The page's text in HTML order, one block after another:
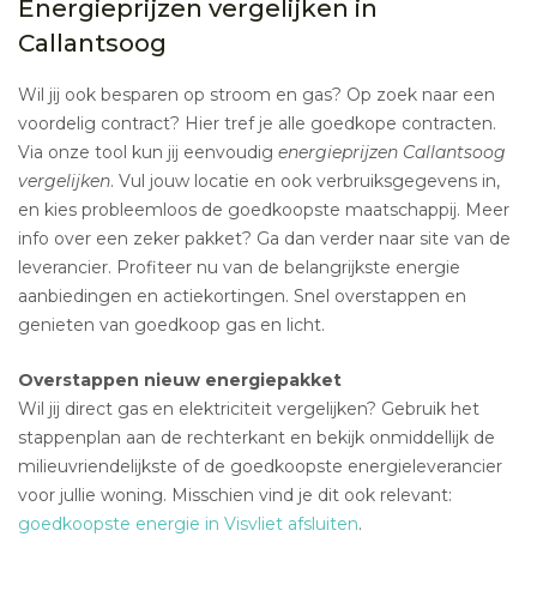
Energieprijzen vergelijken in
Callantsoog
Wil jij ook besparen op stroom en gas? Op zoek naar een
voordelig contract? Hier tref je alle goedkope contracten.
Via onze tool kun jij eenvoudig energieprijzen Callantsoog
vergelijken. Vul jouw locatie en ook verbruiksgegevens in,
en kies probleemloos de goedkoopste maatschappij. Meer
info over een zeker pakket? Ga dan verder naar site van de
leverancier. Profiteer nu van de belangrijkste energie
aanbiedingen en actiekortingen. Snel overstappen en
genieten van goedkoop gas en licht.
Overstappen nieuw energiepakket
Wil jij direct gas en elektriciteit vergelijken? Gebruik het
stappenplan aan de rechterkant en bekijk onmiddellijk de
milieuvriendelijkste of de goedkoopste energieleverancier
voor jullie woning. Misschien vind je dit ook relevant:
goedkoopste energie in Visvliet afsluiten.